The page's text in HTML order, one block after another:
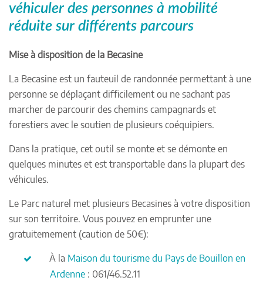
véhiculer des personnes à mobilité
réduite sur différents parcours
Mise à disposition de la Becasine
La Becasine est un fauteuil de randonnée permettant à une
personne se déplaçant difficilement ou ne sachant pas
marcher de parcourir des chemins campagnards et
forestiers avec le soutien de plusieurs coéquipiers.
Dans la pratique, cet outil se monte et se démonte en
quelques minutes et est transportable dans la plupart des
véhicules.
Le Parc naturel met plusieurs Becasines à votre disposition
sur son territoire. Vous pouvez en emprunter une
gratuitemement (caution de 50€):
À la Maison du tourisme du Pays de Bouillon en
Ardenne : 061/46.52.11